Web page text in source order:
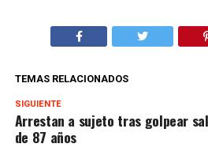
TEMAS RELACIONADOS
SIGUIENTE
Arrestan a sujeto tras golpear
de 87 años